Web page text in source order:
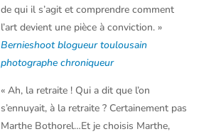
de qui il s’agit et comprendre comment
l’art devient une pièce à conviction. »
Bernieshoot blogueur toulousain
photographe chroniqueur
« Ah, la retraite ! Qui a dit que l’on
s’ennuyait, à la retraite ? Certainement pas
Marthe Bothorel…Et je choisis Marthe,